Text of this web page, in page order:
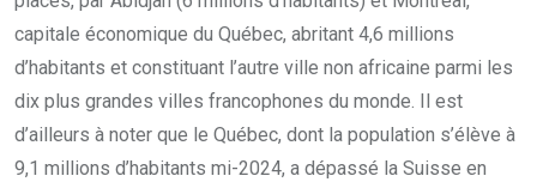
capitale économique du Québec, abritant 4,6 millions
d’habitants et constituant l’autre ville non africaine parmi les
dix plus grandes villes francophones du monde. Il est
d’ailleurs à noter que le Québec, dont la population s’élève à
9,1 millions d’habitants mi-2024, a dépassé la Suisse en